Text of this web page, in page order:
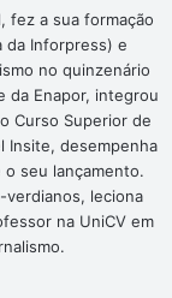
fez a sua formação
da Inforpress) e
no quinzenário
da Enapor, integrou
Curso Superior de
Insite, desempenha
seu lançamento.
verdianos, leciona
na UniCV em